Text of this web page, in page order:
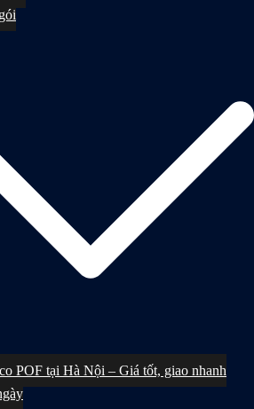
POF tại Hà Nội – Giá tốt, giao nhanh